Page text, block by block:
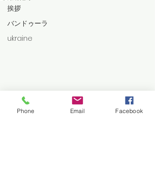
挨拶
バンドゥーラ
ukraine
Phone Email Facebook